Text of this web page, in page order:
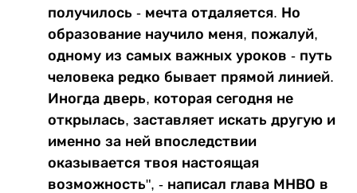
получилось - мечта отдаляется. Но
образование научило меня, пожалуй,
одному из самых важных уроков - путь
человека редко бывает прямой линией.
Иногда дверь, которая сегодня не
открылась, заставляет искать другую и
именно за ней впоследствии
оказывается твоя настоящая
возможность", - написал глава МНВО в